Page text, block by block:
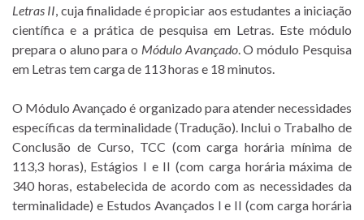
Letras II, cuja finalidade é propiciar aos estudantes a iniciação
científica e a prática de pesquisa em Letras. Este módulo
prepara o aluno para o Módulo Avançado. O módulo Pesquisa
em Letras tem carga de 113 horas e 18 minutos.
O Módulo Avançado é organizado para atender necessidades
específicas da terminalidade (Tradução). Inclui o Trabalho de
Conclusão de Curso, TCC (com carga horária mínima de
113,3 horas), Estágios I e II (com carga horária máxima de
340 horas, estabelecida de acordo com as necessidades da
terminalidade) e Estudos Avançados I e II (com carga horária